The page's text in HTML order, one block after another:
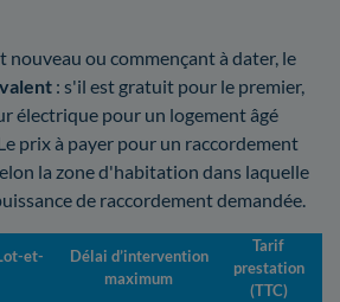
ou commençant à dater, le
: s'il est gratuit pour le premier,
électrique pour un logement âgé
prix à payer pour un raccordement
la zone d'habitation dans laquelle
de raccordement demandée.
et-
Délai d’intervention
maximum
Tarif
prestation
(TTC)